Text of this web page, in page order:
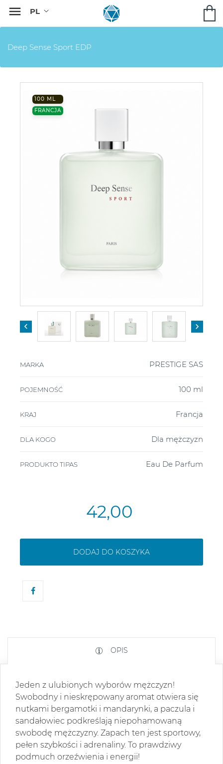

Deep Sense Sport EDP
100 ML
FRANCJA
 
MARKA PRESTIGE SAS
POJEMNOŚĆ 100 ml
KRAJ Francja
DLA KOGO Dla mężczyzn
PRODUKTO TIPAS Eau De Parfum
42,00
DODAJ DO KOSZYKA
OPIS
Jeden z ulubionych wyborów mężczyzn!
Swobodny i nieskrępowany aromat otwiera się
nutkami bergamotki i mandarynki, a paczula i
sandałowiec podkreślają niepohamowaną
swobodę mężczyzny. Zapach ten jest sportowy,
pełen szybkości i adrenaliny. To prawdziwy
podmuch orzeźwienia i energii!